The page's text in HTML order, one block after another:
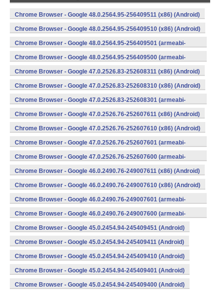
Chrome Browser - Google 48.0.2564.95-256409511 (x86) (Android)
Chrome Browser - Google 48.0.2564.95-256409510 (x86) (Android)
Chrome Browser - Google 48.0.2564.95-256409501 (armeabi-
v7a) (Android)
Chrome Browser - Google 48.0.2564.95-256409500 (armeabi-
v7a) (Android)
Chrome Browser - Google 47.0.2526.83-252608311 (x86) (Android)
Chrome Browser - Google 47.0.2526.83-252608310 (x86) (Android)
Chrome Browser - Google 47.0.2526.83-252608301 (armeabi-
v7a) (Android)
Chrome Browser - Google 47.0.2526.76-252607611 (x86) (Android)
Chrome Browser - Google 47.0.2526.76-252607610 (x86) (Android)
Chrome Browser - Google 47.0.2526.76-252607601 (armeabi-
v7a) (Android)
Chrome Browser - Google 47.0.2526.76-252607600 (armeabi-
v7a) (Android)
Chrome Browser - Google 46.0.2490.76-249007611 (x86) (Android)
Chrome Browser - Google 46.0.2490.76-249007610 (x86) (Android)
Chrome Browser - Google 46.0.2490.76-249007601 (armeabi-
v7a) (Android)
Chrome Browser - Google 46.0.2490.76-249007600 (armeabi-
v7a) (Android)
Chrome Browser - Google 45.0.2454.94-245409451 (Android)
Chrome Browser - Google 45.0.2454.94-245409411 (Android)
Chrome Browser - Google 45.0.2454.94-245409410 (Android)
Chrome Browser - Google 45.0.2454.94-245409401 (Android)
Chrome Browser - Google 45.0.2454.94-245409400 (Android)